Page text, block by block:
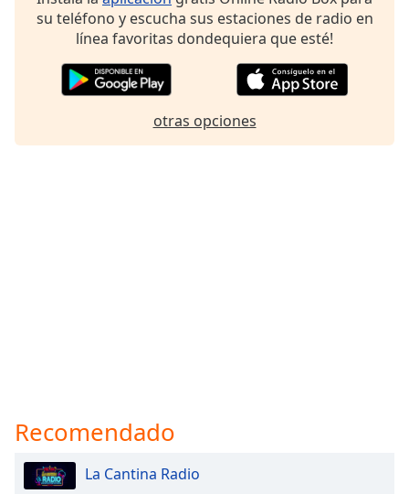
su teléfono y escucha sus estaciones de radio en
línea favoritas dondequiera que esté!
otras opciones
Recomendado
La Cantina Radio